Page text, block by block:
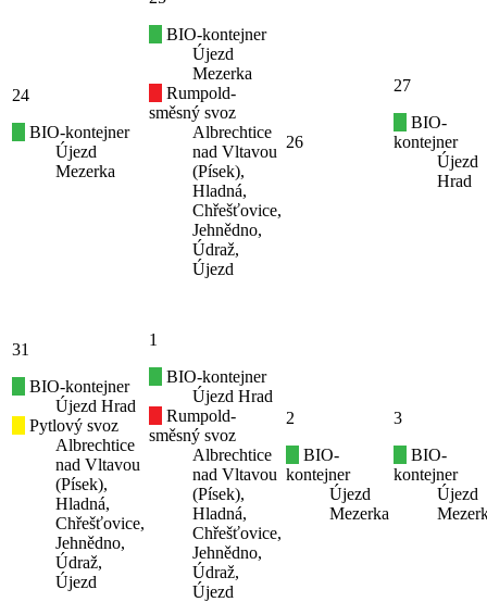
24
BIO-kontejner
Újezd
Mezerka
BIO-kontejner
Újezd
Mezerka
Rumpold-
směsný svoz
Albrechtice
nad Vltavou
(Písek),
Hladná,
Chřešťovice,
Jehnědno,
Údraž,
Újezd
26
27
BIO-
kontejner
Újezd
Hrad
31
BIO-kontejner
Újezd Hrad
Pytlový svoz
Albrechtice
nad Vltavou
(Písek),
Hladná,
Chřešťovice,
Jehnědno,
Údraž,
Újezd
1
BIO-kontejner
Újezd Hrad
Rumpold-
směsný svoz
Albrechtice
nad Vltavou
(Písek),
Hladná,
Chřešťovice,
Jehnědno,
Údraž,
Újezd
2
BIO-
kontejner
Újezd
Mezerka
3
BIO-
kontejner
Újezd